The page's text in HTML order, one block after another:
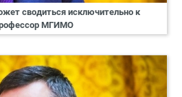
сводиться исключительно к
МГИМО